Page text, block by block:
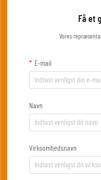
Få et
Vores
E-mail
Navn
Virksomhedsnavn